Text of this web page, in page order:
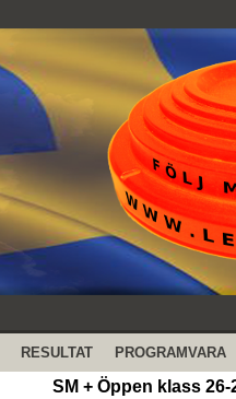
RESULTAT PROGRAMVARA
SM + Öppen klass